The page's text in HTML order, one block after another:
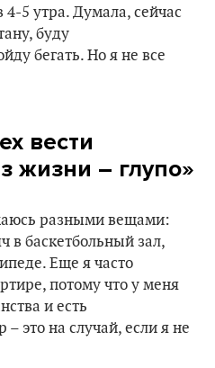
5 утра. Думала, сейчас
буду
бегать. Но я не все
вести
жизни – глупо»
разными вещами:
в баскетбольный зал,
Еще я часто
потому что у меня
и есть
это на случай, если я не